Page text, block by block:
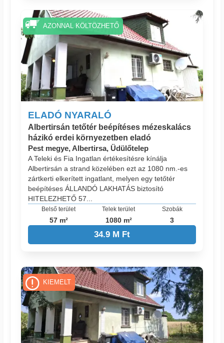
ELADÓ NYARALÓ
Albertirsán tetőtér beépítéses mézeskalács
házikó erdei környezetben eladó
Pest megye, Albertirsa, Üdülőtelep
A Teleki és Fia Ingatlan értékesítésre kínálja
Albertirsán a strand közelében ezt az 1080 nm.-es
zártkerti elkerített ingatlant, melyen egy tetőtér
beépítéses ÁLLANDÓ LAKHATÁS biztosító
HITELEZHETŐ 57...
Belső terület
57 m²
Telek terület
1080 m²
Szobák
3
34.9 M Ft
AZONNAL KÖLTÖZHETŐ
KIEMELT